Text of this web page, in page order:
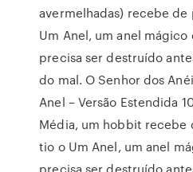
avermelhadas) recebe
Um Anel, um anel
precisa ser destruído
do mal. O Senhor dos
Anel – Versão Estendida
Média, um hobbit recebe
tio o Um Anel, um anel
precisa ser destruído